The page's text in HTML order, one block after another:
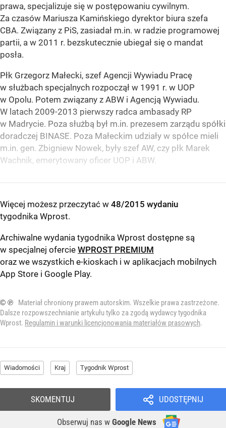
prawa, specjalizuje się w postępowaniu cywilnym.
Za czasów Mariusza Kamińskiego dyrektor biura szefa
CBA. Związany z PiS, zasiadał m.in. w radzie programowej
partii, a w 2011 r. bezskutecznie ubiegał się o mandat
posła.
Płk Grzegorz Małecki, szef Agencji Wywiadu Pracę
w służbach specjalnych rozpoczął w 1991 r. w UOP
w Opolu. Potem związany z ABW i Agencją Wywiadu.
W latach 2009-2013 pierwszy radca ambasady RP
w Madrycie. Poza służbą był m.in. prezesem zarządu spółki
doradczej BINASE. Poza Małeckim udziały w spółce mieli
m.in. gen. Zbigniew Nowek, były szef AW, czy płk Marek
Wachnik, emerytowany oficer UOP i ABW.
Więcej możesz przeczytać w 48/2015 wydaniu
tygodnika Wprost.
Archiwalne wydania tygodnika Wprost dostępne są
w specjalnej ofercie WPROST PREMIUM
oraz we wszystkich e-kioskach i w aplikacjach mobilnych
App Store i Google Play.
© ℗
Materiał chroniony prawem autorskim. Wszelkie prawa zastrzeżone.
Dalsze rozpowszechnianie artykułu tylko za zgodą wydawcy tygodnika
Wprost. Regulamin i warunki licencjonowania materiałów prasowych.
Wiadomości Kraj Tygodnik Wprost
UDOSTĘPNIJ
Obserwuj nas w Google News
SKOMENTUJ